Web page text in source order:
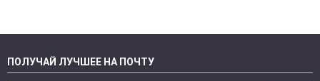
ПОЛУЧАЙ ЛУЧШЕЕ НА ПОЧТУ